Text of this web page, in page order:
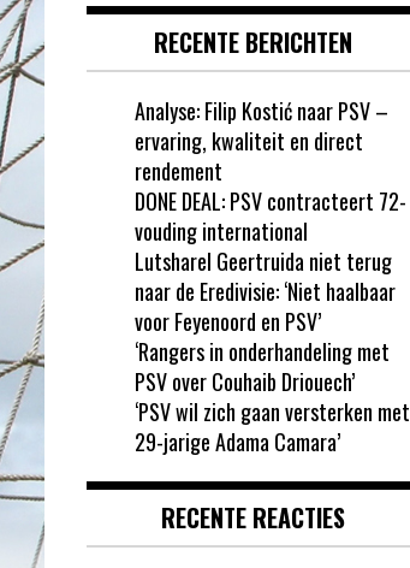
RECENTE BERICHTEN
Analyse: Filip Kostić naar PSV –
ervaring, kwaliteit en direct
rendement
DONE DEAL: PSV contracteert 72-
vouding international
Lutsharel Geertruida niet terug
naar de Eredivisie: ‘Niet haalbaar
voor Feyenoord en PSV’
‘Rangers in onderhandeling met
PSV over Couhaib Driouech’
‘PSV wil zich gaan versterken met
29-jarige Adama Camara’
RECENTE REACTIES